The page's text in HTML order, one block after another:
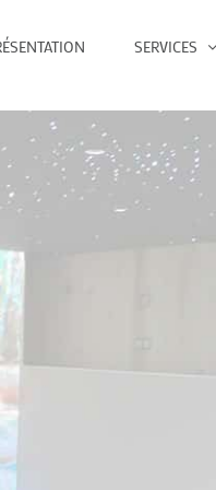
SERVICES